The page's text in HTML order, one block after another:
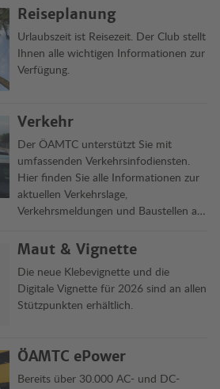
Reiseplanung
Urlaubszeit ist Reisezeit. Der Club stellt
Ihnen alle wichtigen Informationen zur
Verfügung.
Verkehr
Der ÖAMTC unterstützt Sie mit
umfassenden Verkehrsinfodiensten.
Hier finden Sie alle Informationen zur
aktuellen Verkehrslage,
Verkehrsmeldungen und Baustellen auf
einen Blick.
Maut & Vignette
Die neue Klebevignette und die
Digitale Vignette für 2026 sind an allen
Stützpunkten erhältlich.
ÖAMTC ePower
Bereits über 30.000 AC- und DC-